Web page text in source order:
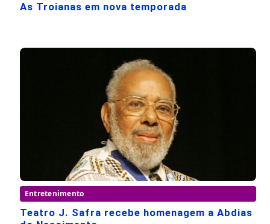
As Troianas em nova temporada
Entretenimento
Teatro J. Safra recebe homenagem a Abdias